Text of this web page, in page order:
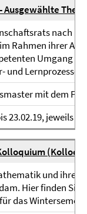
nach
Rahmen ihrer
Umgang
und Lernprozesse
mit dem
23.02.19, jeweils 9-
und ihre
Hier finden Sie
das